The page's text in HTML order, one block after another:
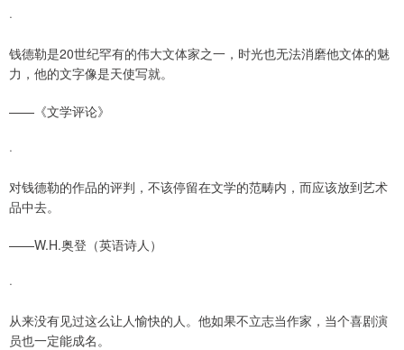
·
钱德勒是20世纪罕有的伟大文体家之一，时光也无法消磨他文体的魅
力，他的文字像是天使写就。
——《文学评论》
·
对钱德勒的作品的评判，不该停留在文学的范畴内，而应该放到艺术
品中去。
——W.H.奥登（英语诗人）
·
从来没有见过这么让人愉快的人。他如果不立志当作家，当个喜剧演
员也一定能成名。